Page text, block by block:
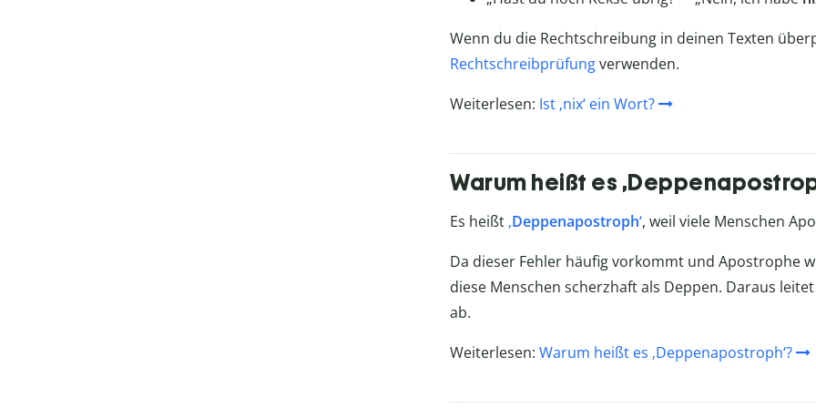
Wenn du die Rechtschreibung in deinen Texten
Rechtschreibprüfungverwenden.
Weiterlesen: Ist ‚nix‘ ein Wort?
Warum heißt es
Es heißt ‚Deppenapostroph‘, weil viele Menschen
Da dieser Fehler häufig vorkommt und Apostrophe
diese Menschen scherzhaft als Deppen. Daraus
ab.
Weiterlesen: Warum heißt es ‚Deppenapostroph‘?